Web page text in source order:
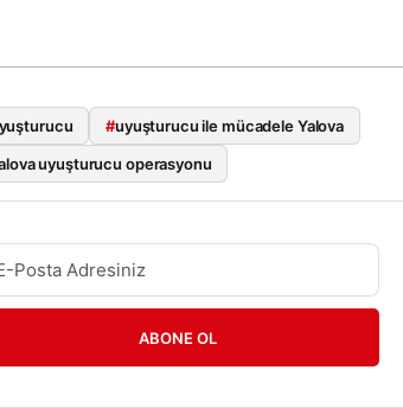
#uyuşturucu ile mücadele Yalova
uyuşturucu operasyonu
ABONE OL